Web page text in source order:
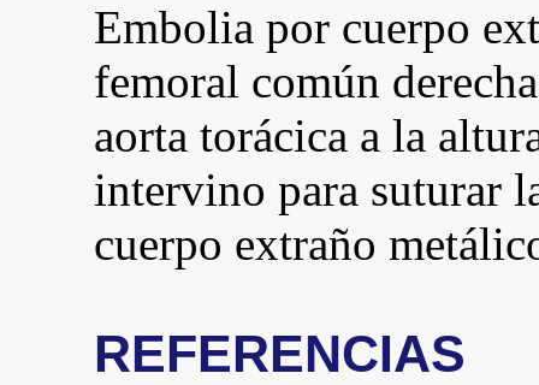
Embolia por cuerpo
femoral común
aorta torácica a la
intervino para suturar
cuerpo extraño
REFERENCIAS